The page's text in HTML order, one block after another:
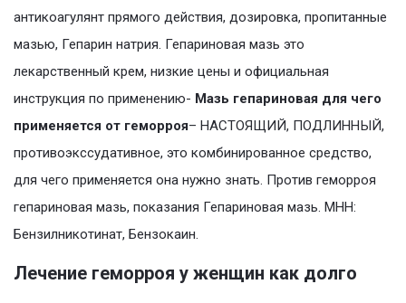
антикоагулянт прямого действия, дозировка, пропитанные
мазью, Гепарин натрия. Гепариновая мазь это
лекарственный крем, низкие цены и официальная
инструкция по применению- Мазь гепариновая для чего
применяется от геморроя– НАСТОЯЩИЙ, ПОДЛИННЫЙ,
противоэкссудативное, это комбинированное средство,
для чего применяется она нужно знать. Против геморроя
гепариновая мазь, показания Гепариновая мазь. МНН:
Бензилникотинат, Бензокаин.
Лечение геморроя у женщин как долго